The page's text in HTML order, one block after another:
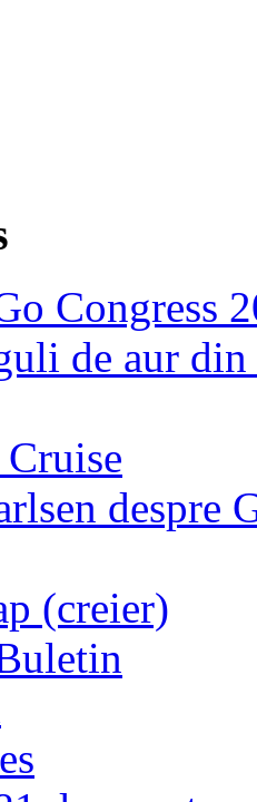
Congress
de aur
despre
(creier)